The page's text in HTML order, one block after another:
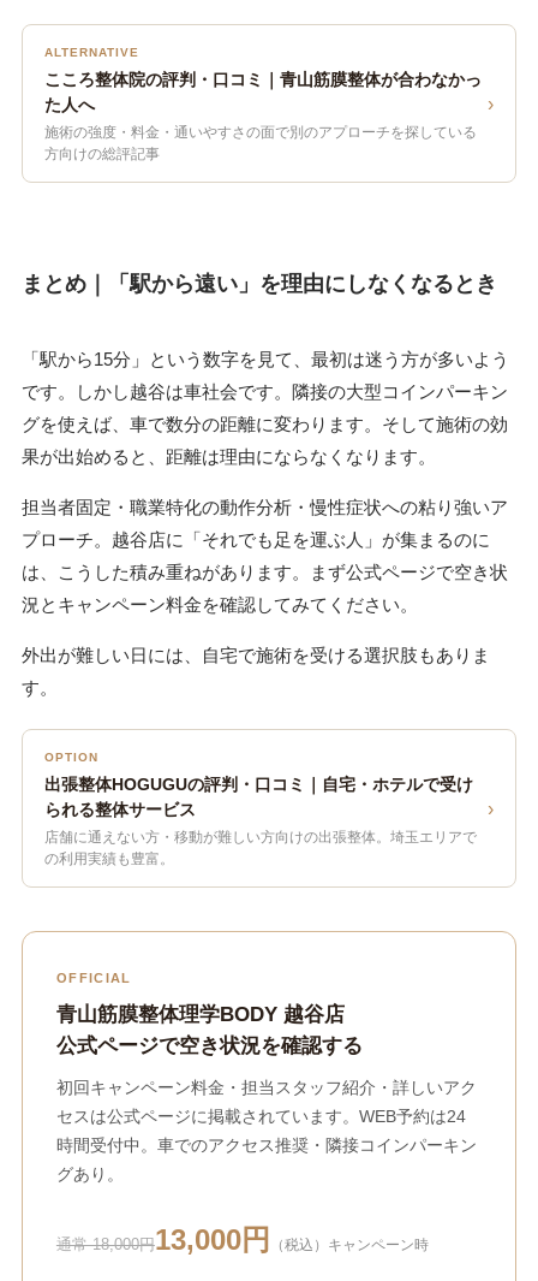
ALTERNATIVE
こころ整体院の評判・口コミ｜青山筋膜整体が合わなかっ
た人へ
施術の強度・料金・通いやすさの面で別のアプローチを探している
方向けの総評記事
›
まとめ｜「駅から遠い」を理由にしなくなるとき
「駅から15分」という数字を見て、最初は迷う方が多いよう
です。しかし越谷は車社会です。隣接の大型コインパーキン
グを使えば、車で数分の距離に変わります。そして施術の効
果が出始めると、距離は理由にならなくなります。
担当者固定・職業特化の動作分析・慢性症状への粘り強いア
プローチ。越谷店に「それでも足を運ぶ人」が集まるのに
は、こうした積み重ねがあります。まず公式ページで空き状
況とキャンペーン料金を確認してみてください。
外出が難しい日には、自宅で施術を受ける選択肢もありま
す。
OPTION
出張整体HOGUGUの評判・口コミ｜自宅・ホテルで受け
られる整体サービス
店舗に通えない方・移動が難しい方向けの出張整体。埼玉エリアで
の利用実績も豊富。
›
OFFICIAL
青山筋膜整体理学BODY 越谷店
公式ページで空き状況を確認する
初回キャンペーン料金・担当スタッフ紹介・詳しいアク
セスは公式ページに掲載されています。WEB予約は24
時間受付中。車でのアクセス推奨・隣接コインパーキン
グあり。
通常 18,000円13,000円 （税込）キャンペーン時